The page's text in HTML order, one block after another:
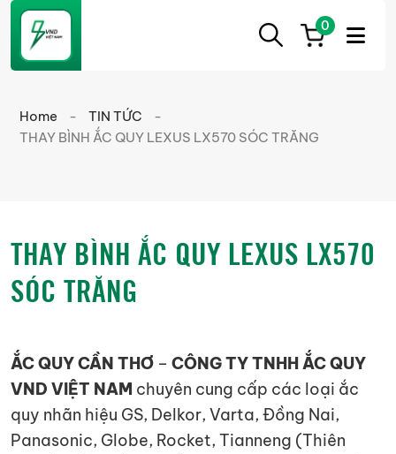
ẮC
CẦN
THƠ
Ắc
Cần
tốt
0
Home - TIN TỨC
-
THAY BÌNH ẮC QUY LEXUS LX570 SÓC TRĂNG
THAY BÌNH ẮC QUY LEXUS LX570
SÓC TRĂNG
ẮC QUY CẦN THƠ – CÔNG TY TNHH ẮC QUY
VND VIỆT NAM chuyên cung cấp các loại ắc
quy nhãn hiệu GS, Delkor, Varta, Đồng Nai,
Panasonic, Globe, Rocket, Tianneng (Thiên